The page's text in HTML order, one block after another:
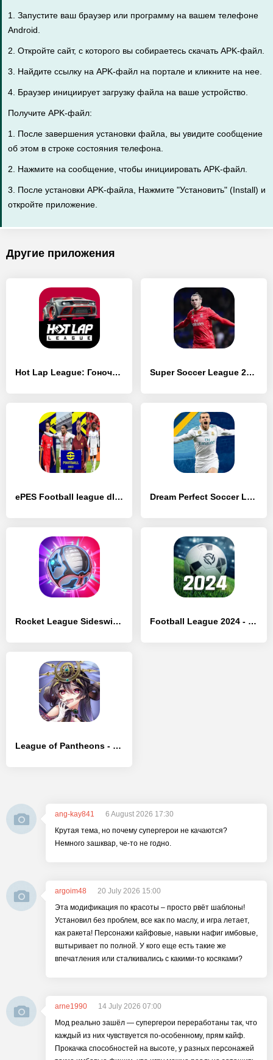
1. Запустите ваш браузер или программу на вашем телефоне
Android.
2. Откройте сайт, с которого вы собираетесь скачать APK-файл.
3. Найдите ссылку на APK-файл на портале и кликните на нее.
4. Браузер инициирует загрузку файла на ваше устройство.
Получите APK-файл:
1. После завершения установки файла, вы увидите сообщение
об этом в строке состояния телефона.
2. Нажмите на сообщение, чтобы инициировать APK-файл.
3. После установки APK-файла, Нажмите "Установить" (Install) и
откройте приложение.
Другие приложения
Hot Lap League: Гоночная Mания - [Взлом/МОД Все открыто] Super Soccer League 2024 - [Взлом/МОД Меню]
ePES Football league dls 2023. - [Взлом/МОД Unlocked] Dream Perfect Soccer League 20 - [Взлом/МОД Все открыто]
Rocket League Sideswipe - [Взлом/МОД Unlocked] Football League 2024 - [Взлом/МОД Все открыто]
League of Pantheons - [Взлом/МОД Меню]
ang-kay841
6 August 2026 17:30
Крутая тема, но почему супергерои не качаются?
Немного зашквар, че-то не годно.
argoim48
20 July 2026 15:00
Эта модификация по красоты – просто рвёт шаблоны!
Установил без проблем, все как по маслу, и игра летает,
как ракета! Персонажи кайфовые, навыки нафиг имбовые,
вштыривает по полной. У кого еще есть такие же
впечатления или сталкивались с какими-то косяками?
arne1990
14 July 2026 07:00
Мод реально зашёл — супергерои переработаны так, что
каждый из них чувствуется по-особенному, прям кайф.
Прокачка способностей на высоте, у разных персонажей